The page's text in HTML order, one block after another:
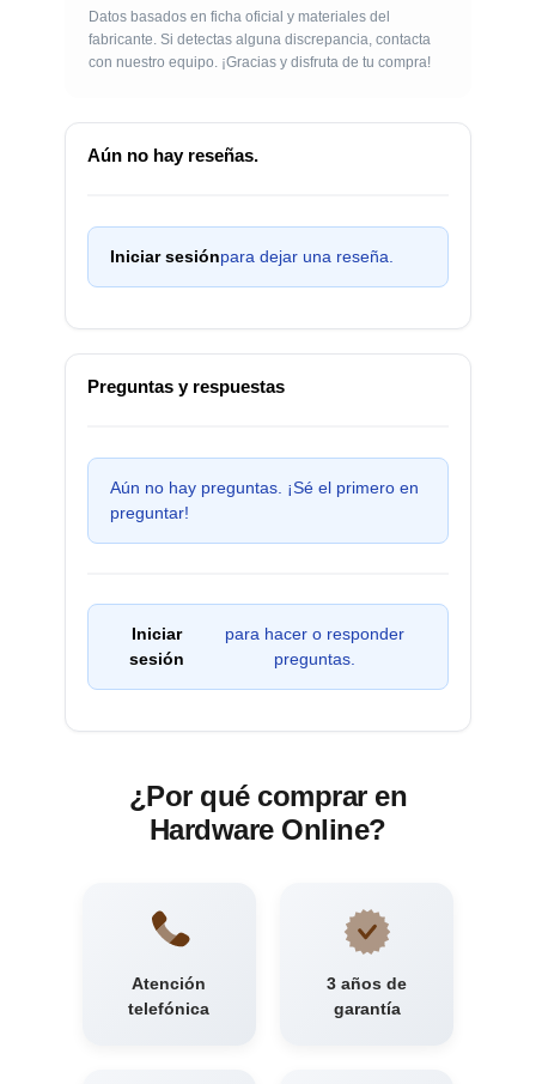
Datos basados en ficha oficial y materiales del
fabricante. Si detectas alguna discrepancia, contacta
con nuestro equipo. ¡Gracias y disfruta de tu compra!
Aún no hay reseñas.
Iniciar sesiónpara dejar una reseña.
Preguntas y respuestas
Aún no hay preguntas. ¡Sé el primero en
preguntar!
Iniciar
sesión
para hacer o responder
preguntas.
¿Por qué comprar en
Hardware Online?
Atención
telefónica
3 años de
garantía